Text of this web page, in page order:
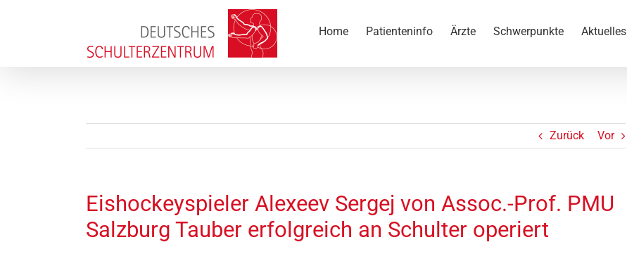
Home Patienteninfo Ärzte Schwerpunkte Aktuelles
Zurück Vor
Eishockeyspieler Alexeev Sergej von Assoc.-Prof. PMU
Salzburg Tauber erfolgreich an Schulter operiert